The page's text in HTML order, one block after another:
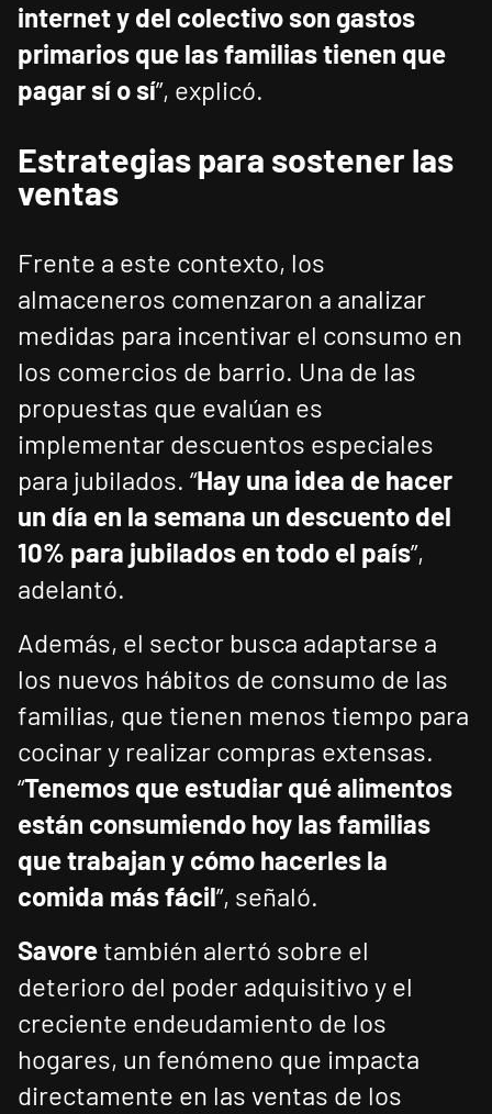
internet y del colectivo son gastos
primarios que las familias tienen que
pagar sí o sí”, explicó.
Estrategias para sostener las
ventas
Frente a este contexto, los
almaceneros comenzaron a analizar
medidas para incentivar el consumo en
los comercios de barrio. Una de las
propuestas que evalúan es
implementar descuentos especiales
para jubilados. “Hay una idea de hacer
un día en la semana un descuento del
10% para jubilados en todo el país”,
adelantó.
Además, el sector busca adaptarse a
los nuevos hábitos de consumo de las
familias, que tienen menos tiempo para
cocinar y realizar compras extensas.
“Tenemos que estudiar qué alimentos
están consumiendo hoy las familias
que trabajan y cómo hacerles la
comida más fácil”, señaló.
Savoretambién alertó sobre el
deterioro del poder adquisitivo y el
creciente endeudamiento de los
hogares, un fenómeno que impacta
directamente en las ventas de los